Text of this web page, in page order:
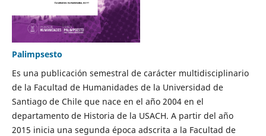
Palimpsesto
Es una publicación semestral de carácter multidisciplinario
de la Facultad de Humanidades de la Universidad de
Santiago de Chile que nace en el año 2004 en el
departamento de Historia de la USACH. A partir del año
2015 inicia una segunda época adscrita a la Facultad de